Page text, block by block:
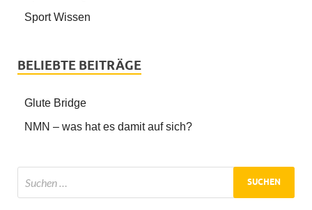
Sport Wissen
BELIEBTE BEITRÄGE
Glute Bridge
NMN – was hat es damit auf sich?